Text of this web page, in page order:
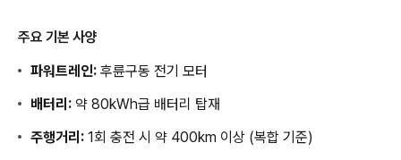
주요 기본 사양
파워트레인: 후륜구동 전기 모터
배터리: 약 80kWh급 배터리 탑재
주행거리: 1회 충전 시 약 400km 이상 (복합 기준)